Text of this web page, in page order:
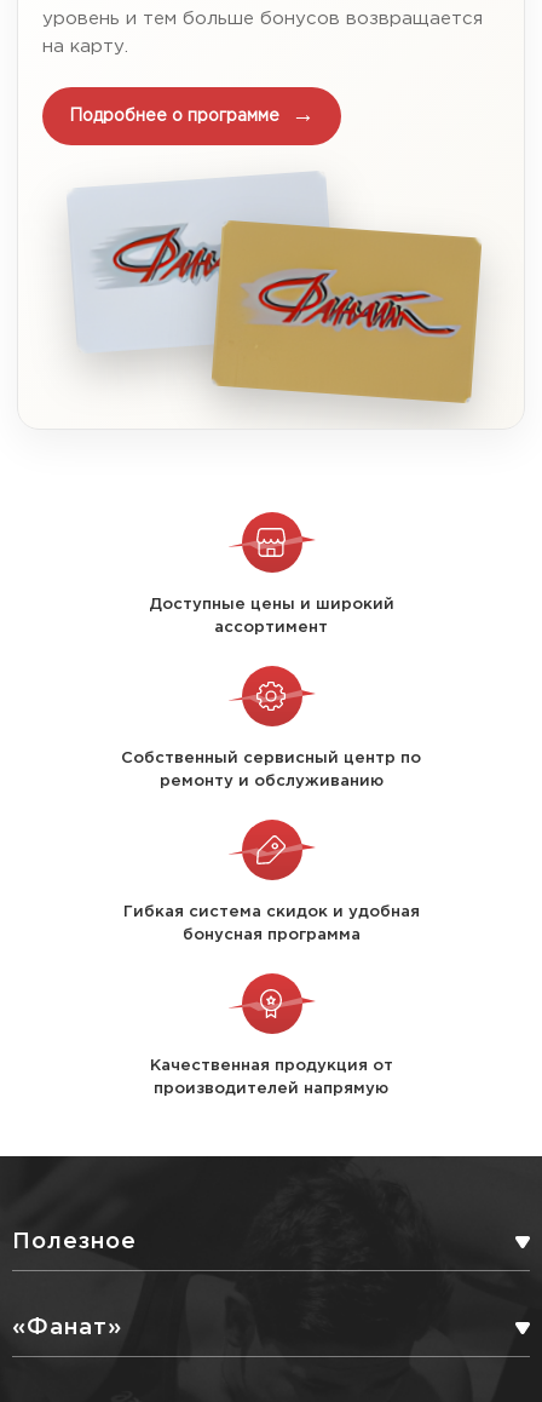
уровень и тем больше бонусов возвращается
на карту.
Подробнее о программе
Доступные цены и широкий
ассортимент
Собственный сервисный центр по
ремонту и обслуживанию
Гибкая система скидок и удобная
бонусная программа
Качественная продукция от
производителей напрямую
Полезное
«Фанат»